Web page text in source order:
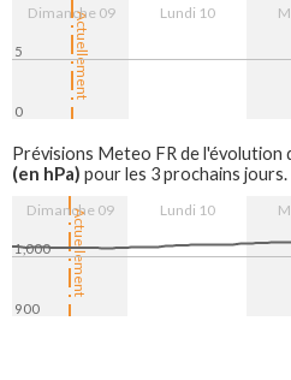
Actuellement
Dimanche 09 Lundi 10
0
5
Prévisions Meteo FR de l'évolution
(en hPa) pour les 3 prochains jours.
Actuellement
Dimanche 09 Lundi 10
900
1,000